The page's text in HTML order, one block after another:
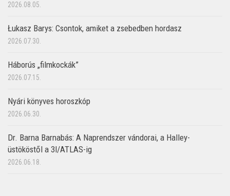
2026.08.05.
Łukasz Barys: Csontok, amiket a zsebedben hordasz
2026.07.30.
Háborús „filmkockák”
2026.07.15.
Nyári könyves horoszkóp
2026.06.30.
Dr. Barna Barnabás: A Naprendszer vándorai, a Halley-
üstököstől a 3I/ATLAS-ig
2026.06.18.